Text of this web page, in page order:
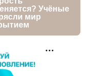
телеграмму
Халық
своей